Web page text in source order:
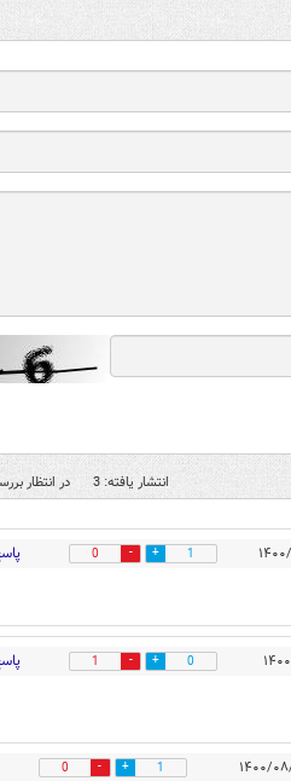
انتشار یافته: 3 در انتظار
1
0
0
1
1
0